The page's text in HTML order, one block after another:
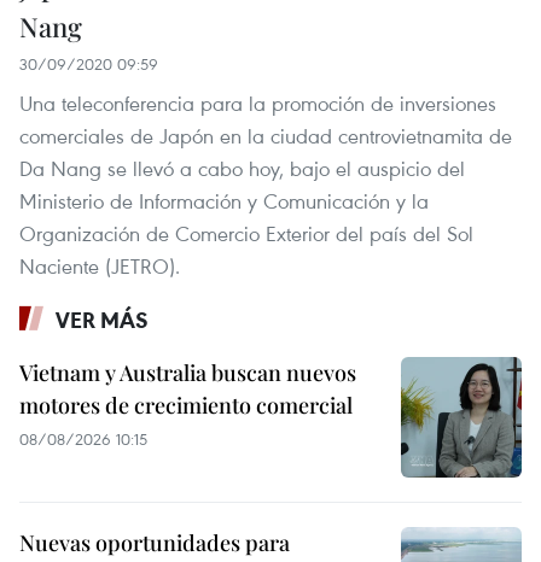
Nang
30/09/2020 09:59
Una teleconferencia para la promoción de inversiones
comerciales de Japón en la ciudad centrovietnamita de
Da Nang se llevó a cabo hoy, bajo el auspicio del
Ministerio de Información y Comunicación y la
Organización de Comercio Exterior del país del Sol
Naciente (JETRO).
VER MÁS
Vietnam y Australia buscan nuevos
motores de crecimiento comercial
08/08/2026 10:15
Nuevas oportunidades para